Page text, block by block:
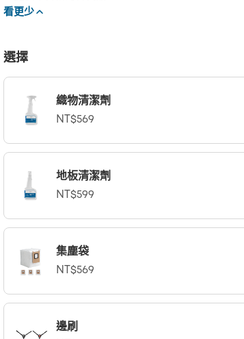
看更少
選擇
織物清潔劑
NT$569
地板清潔劑
NT$599
集塵袋
NT$569
邊刷